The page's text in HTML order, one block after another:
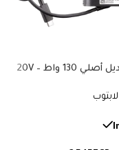
شاحن ديل أصلي 130 واط – 20V
Charger – رقم القطعة